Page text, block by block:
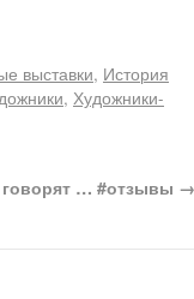
выставки, История
, Художники-
… #отзывы →